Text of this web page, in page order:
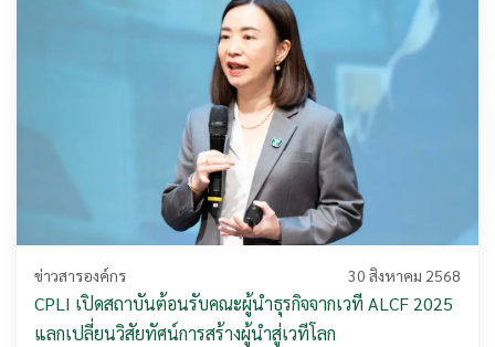
ข่าวสารองค์กร 30 สิงหาคม 2568
CPLI เปิดสถาบันต้อนรับคณะผู้นำธุรกิจจากเวที ALCF 2025
แลกเปลี่ยนวิสัยทัศน์การสร้างผู้นำสู่เวทีโลก